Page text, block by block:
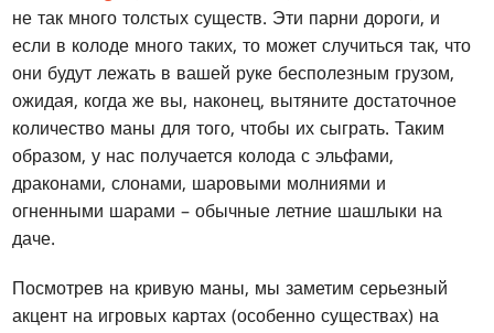
не так много толстых существ. Эти парни дороги, и
если в колоде много таких, то может случиться так, что
они будут лежать в вашей руке бесполезным грузом,
ожидая, когда же вы, наконец, вытяните достаточное
количество маны для того, чтобы их сыграть. Таким
образом, у нас получается колода с эльфами,
драконами, слонами, шаровыми молниями и
огненными шарами – обычные летние шашлыки на
даче.
Посмотрев на кривую маны, мы заметим серьезный
акцент на игровых картах (особенно существах) на